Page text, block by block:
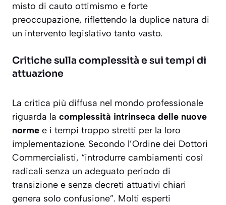
misto di cauto ottimismo e forte
preoccupazione, riflettendo la duplice natura di
un intervento legislativo tanto vasto.
Critiche sulla complessità e sui tempi di
attuazione
La critica più diffusa nel mondo professionale
riguarda la complessità intrinseca delle nuove
norme e i tempi troppo stretti per la loro
implementazione. Secondo l’Ordine dei Dottori
Commercialisti, “introdurre cambiamenti così
radicali senza un adeguato periodo di
transizione e senza decreti attuativi chiari
genera solo confusione”. Molti esperti